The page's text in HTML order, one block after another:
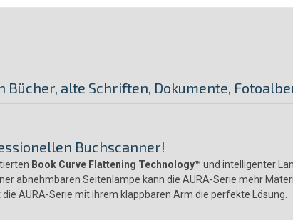
Bücher, alte Schriften, Dokumente,
Buchscanner!
Book Curve Flattening Technology™ und intelligenter
abnehmbaren Seitenlampe kann die AURA-Serie mehr
AURA-Serie mit ihrem klappbaren Arm die perfekte Lösung.